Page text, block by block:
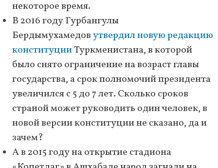
некоторое время.
В 2016 году Гурбангулы
Бердымухамедовутвердил новую редакцию
конституцииТуркменистана, в которой
было снято ограничение на возраст главы
государства, а срок полномочий президента
увеличился с 5 до 7 лет. Сколько сроков
страной может руководить один человек, в
новой версии конституции не сказано, да и
зачем?
А в 2015 году на открытие стадиона